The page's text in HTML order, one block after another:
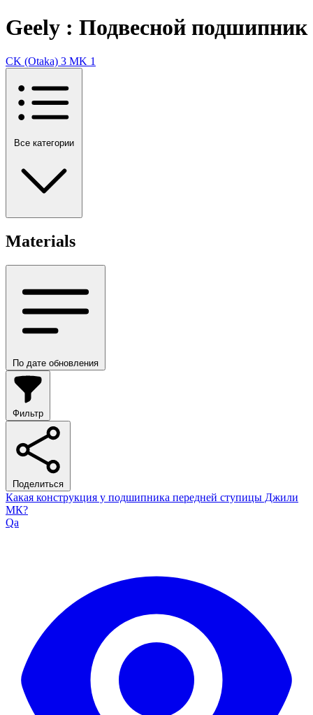
Geely : Подвесной подшипник
CK (Otaka) 3 MK 1
Все категории
Materials
По дате обновления
Фильтр
Поделиться
Какая конструкция у подшипника передней ступицы Джили
МК?
Qa